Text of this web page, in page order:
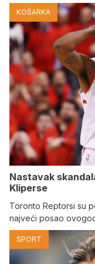
KOŠARKA
Nastavak
Kliperse
Toronto Reptorsi su
najveći posao
SPORT